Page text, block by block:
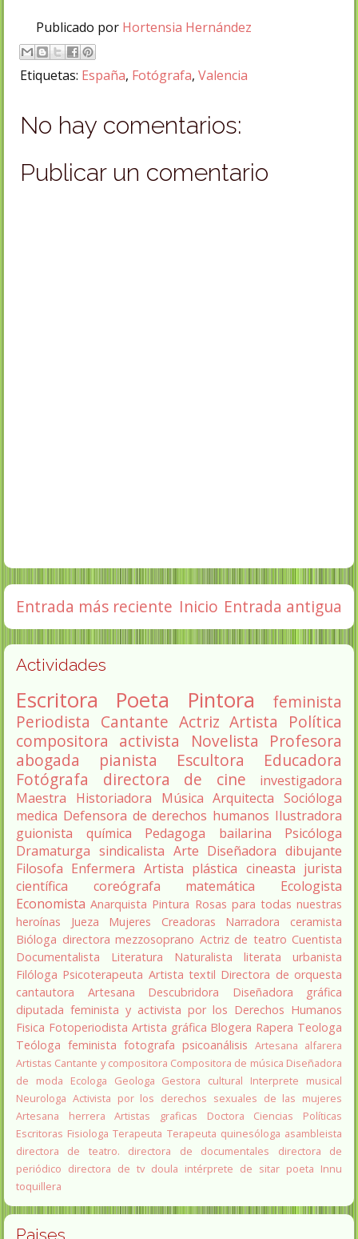
Publicado por Hortensia Hernández
Etiquetas: España, Fotógrafa, Valencia
No hay comentarios:
Publicar un comentario
Entrada más reciente Entrada antigua
Inicio
Actividades
Escritora Poeta Pintora
feminista
Periodista Cantante Actriz Artista
Política
compositora activista Novelista
Profesora
abogada
pianista Escultora
Educadora
Fotógrafa
directora de cine
investigadora
Maestra
Historiadora Música Arquitecta Socióloga
medica Defensora de derechos humanos Ilustradora
guionista
química Pedagoga bailarina
Psicóloga
Dramaturga sindicalista Arte Diseñadora dibujante
Filosofa Enfermera Artista plástica cineasta jurista
científica
coreógrafa matemática
Ecologista
Economista Anarquista Pintura Rosas para todas nuestras
heroínas
Jueza Mujeres Creadoras Narradora
ceramista
Bióloga directora mezzosoprano Actriz de teatro Cuentista
Documentalista
Literatura Naturalista literata
urbanista
Filóloga Psicoterapeuta Artista textil Directora de orquesta
cantautora
Artesana Descubridora
Diseñadora gráfica
diputada feminista y activista por los Derechos Humanos
Fisica Fotoperiodista Artista gráfica Blogera Rapera Teologa
Teóloga feminista fotografa psicoanálisis Artesana alfarera
Artistas Cantante y compositora Compositora de música Diseñadora
de moda
Ecologa Geologa Gestora cultural
Interprete musical
Neurologa Activista por los derechos sexuales de las mujeres
Artesana herrera
Artistas graficas
Doctora Ciencias Políticas
Escritoras Fisiologa Terapeuta Terapeuta quinesóloga asambleista
directora de teatro.
directora de documentales
directora de
periódico directora de tv doula intérprete de sitar poeta Innu
toquillera
Paises